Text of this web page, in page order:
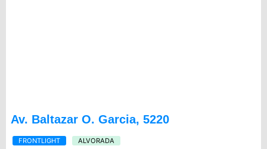
Av. Baltazar O. Garcia, 5220
FRONTLIGHT ALVORADA